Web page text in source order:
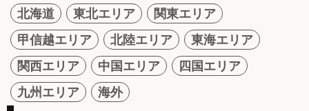
北海道 東北エリア
関東エリア
甲信越エリア
北陸エリア
東海エリア
関西エリア
中国エリア
四国エリア
九州エリア
海外